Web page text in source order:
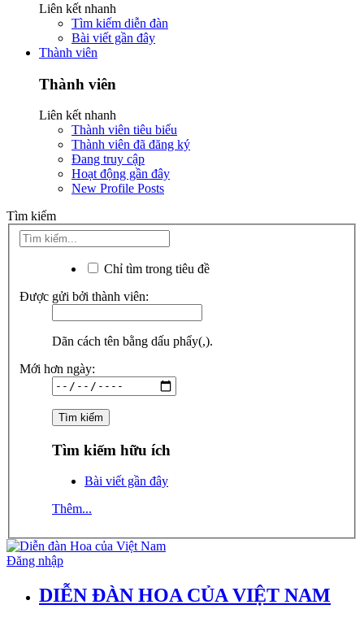
Liên kết nhanh
Tìm kiếm diễn đàn
Bài viết gần đây
Thành viên
Thành viên
Liên kết nhanh
Thành viên tiêu biểu
Thành viên đã đăng ký
Đang truy cập
Hoạt động gần đây
New Profile Posts
Tìm kiếm
Chỉ tìm trong tiêu đề
Được gửi bởi thành viên:
Dãn cách tên bằng dấu phẩy(,).
Mới hơn ngày:
Tìm kiếm hữu ích
Bài viết gần đây
Thêm...
Đăng nhập
DIỄN ĐÀN HOA CỦA VIỆT NAM